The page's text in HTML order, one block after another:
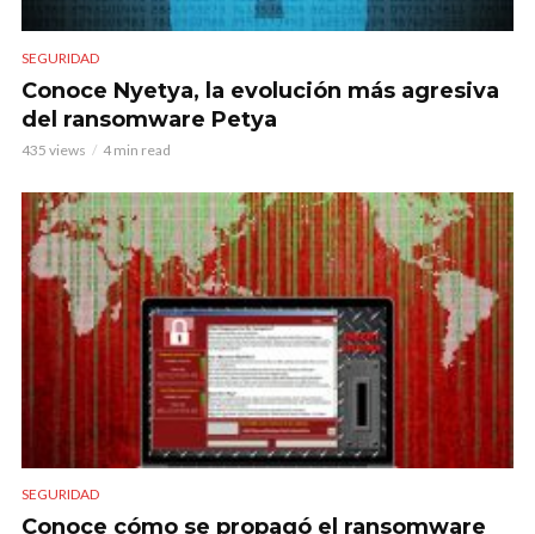
SEGURIDAD
Conoce Nyetya, la evolución más agresiva
del ransomware Petya
435 views 4 min read
SEGURIDAD
Conoce cómo se propagó el ransomware